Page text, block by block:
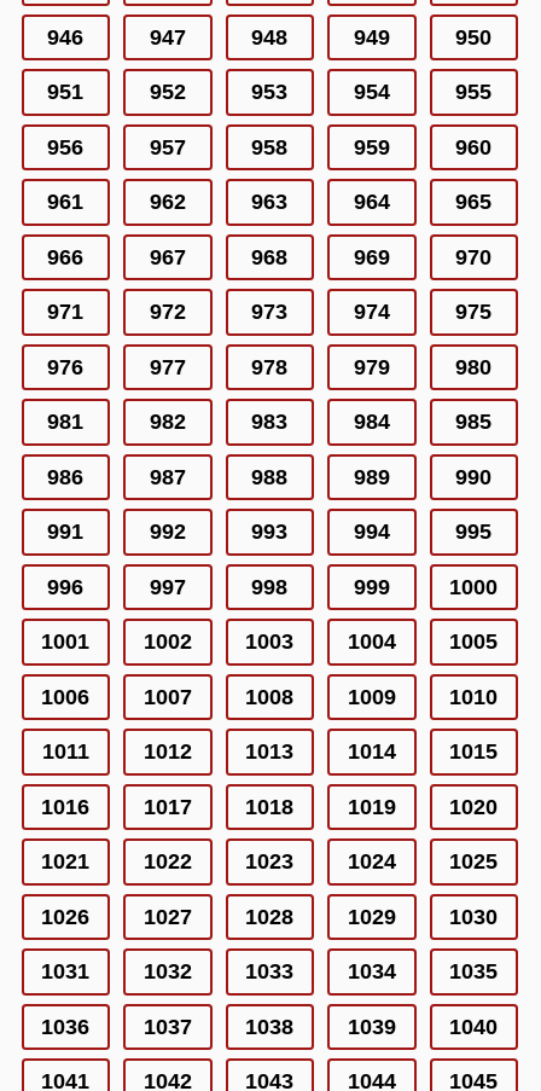
946 947 948 949 950
951 952 953 954 955
956 957 958 959 960
961 962 963 964 965
966 967 968 969 970
971 972 973 974 975
976 977 978 979 980
981 982 983 984 985
986 987 988 989 990
991 992 993 994 995
996 997 998 999 1000
1001 1002 1003 1004 1005
1006 1007 1008 1009 1010
1011 1012 1013 1014 1015
1016 1017 1018 1019 1020
1021 1022 1023 1024 1025
1026 1027 1028 1029 1030
1031 1032 1033 1034 1035
1036 1037 1038 1039 1040
1041 1042 1043 1044 1045